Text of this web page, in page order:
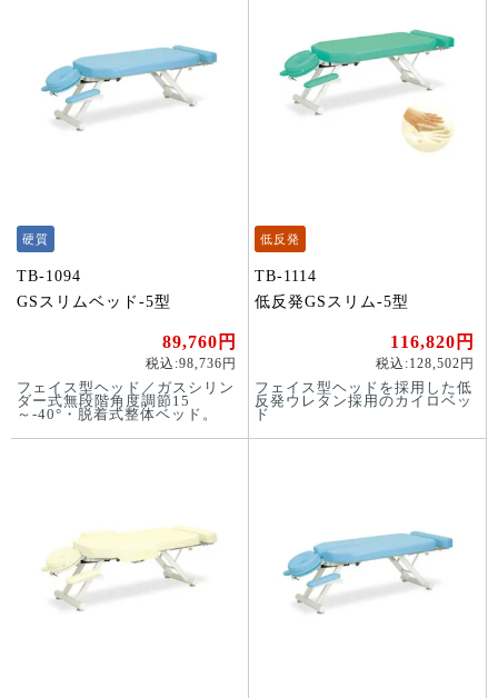
硬質
TB-1094
GSスリムベッド-5型
89,760円
税込:98,736円
フェイス型ヘッド／ガスシリン
ダー式無段階角度調節15
～-40°・脱着式整体ベッド。
低反発
TB-1114
低反発GSスリム-5型
116,820円
税込:128,502円
フェイス型ヘッドを採用した低
反発ウレタン採用のカイロベッ
ド